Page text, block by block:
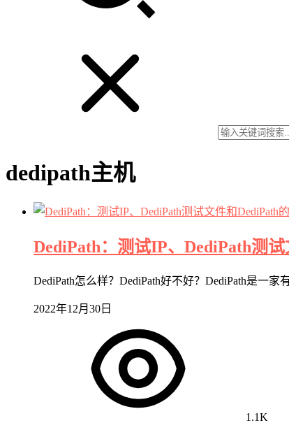
dedipath主机
DediPath：测试IP、DediPath测
DediPath怎么样？DediPath好不好？DediPath是一
2022年12月30日
1.1K